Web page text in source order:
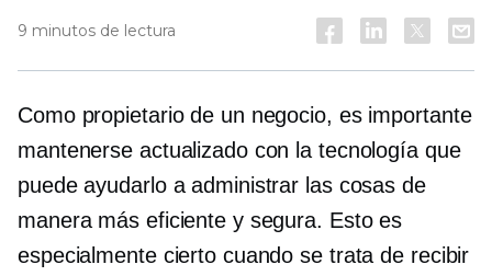
9 minutos de lectura
Como propietario de un negocio, es importante
mantenerse actualizado con la tecnología que
puede ayudarlo a administrar las cosas de
manera más eficiente y segura. Esto es
especialmente cierto cuando se trata de recibir